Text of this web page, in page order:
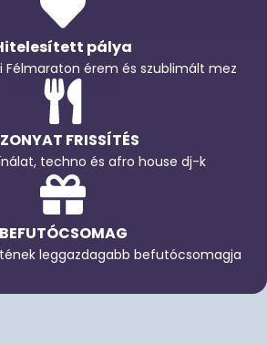
pálya
Félmaraton érem és szublimált mez
FRISSÍTÉS
techno és afro house dj-k
BEFUTÓCSOMAG
leggazdagabb befutócsomagja